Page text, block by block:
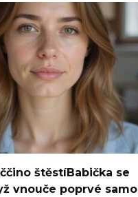
štěstíBabička se
vnouče poprvé samo